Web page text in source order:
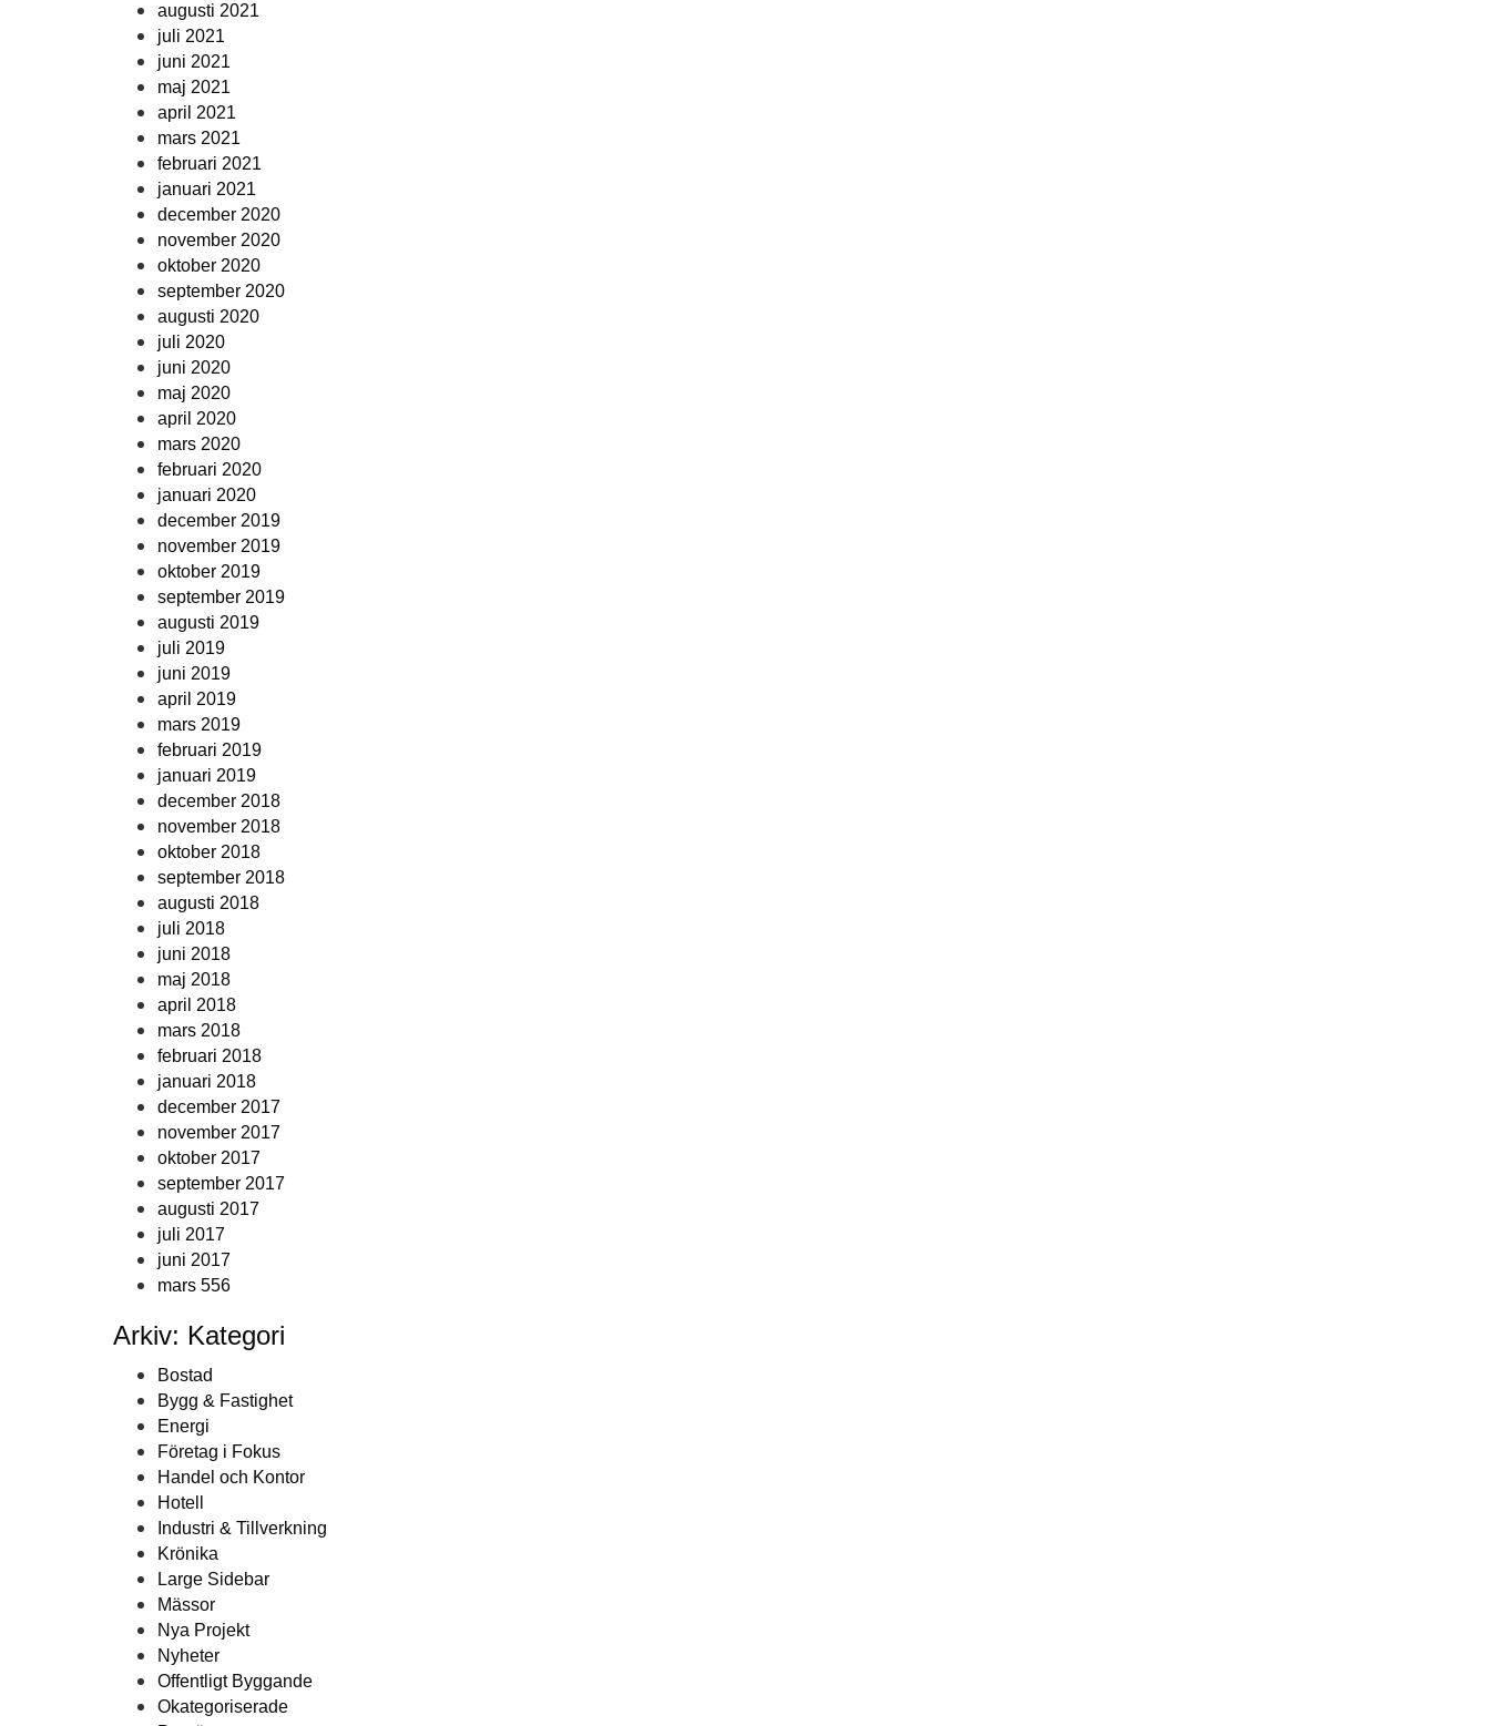
augusti 2021
juli 2021
juni 2021
maj 2021
april 2021
mars 2021
februari 2021
januari 2021
december 2020
november 2020
oktober 2020
september 2020
augusti 2020
juli 2020
juni 2020
maj 2020
april 2020
mars 2020
februari 2020
januari 2020
december 2019
november 2019
oktober 2019
september 2019
augusti 2019
juli 2019
juni 2019
april 2019
mars 2019
februari 2019
januari 2019
december 2018
november 2018
oktober 2018
september 2018
augusti 2018
juli 2018
juni 2018
maj 2018
april 2018
mars 2018
februari 2018
januari 2018
december 2017
november 2017
oktober 2017
september 2017
augusti 2017
juli 2017
juni 2017
mars 556
Arkiv: Kategori
Bostad
Bygg & Fastighet
Energi
Företag i Fokus
Handel och Kontor
Hotell
Industri & Tillverkning
Krönika
Large Sidebar
Mässor
Nya Projekt
Nyheter
Offentligt Byggande
Okategoriserade